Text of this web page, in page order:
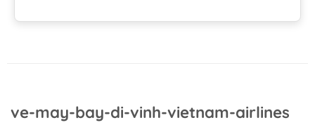
ve-may-bay-di-vinh-vietnam-airlines